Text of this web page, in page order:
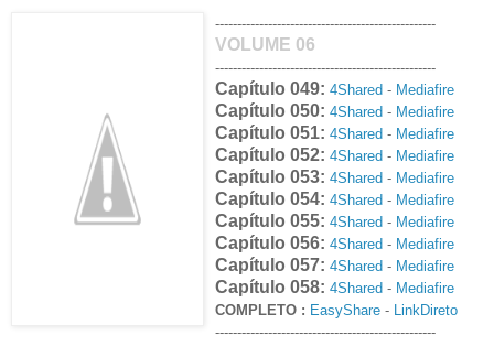
--------------------------------------------------
VOLUME 06
--------------------------------------------------
Capítulo 049: 4Shared - Mediafire
Capítulo 050: 4Shared - Mediafire
Capítulo 051: 4Shared - Mediafire
Capítulo 052: 4Shared - Mediafire
Capítulo 053: 4Shared - Mediafire
Capítulo 054: 4Shared - Mediafire
Capítulo 055: 4Shared - Mediafire
Capítulo 056: 4Shared - Mediafire
Capítulo 057: 4Shared - Mediafire
Capítulo 058: 4Shared - Mediafire
COMPLETO : EasyShare -
LinkDireto
--------------------------------------------------